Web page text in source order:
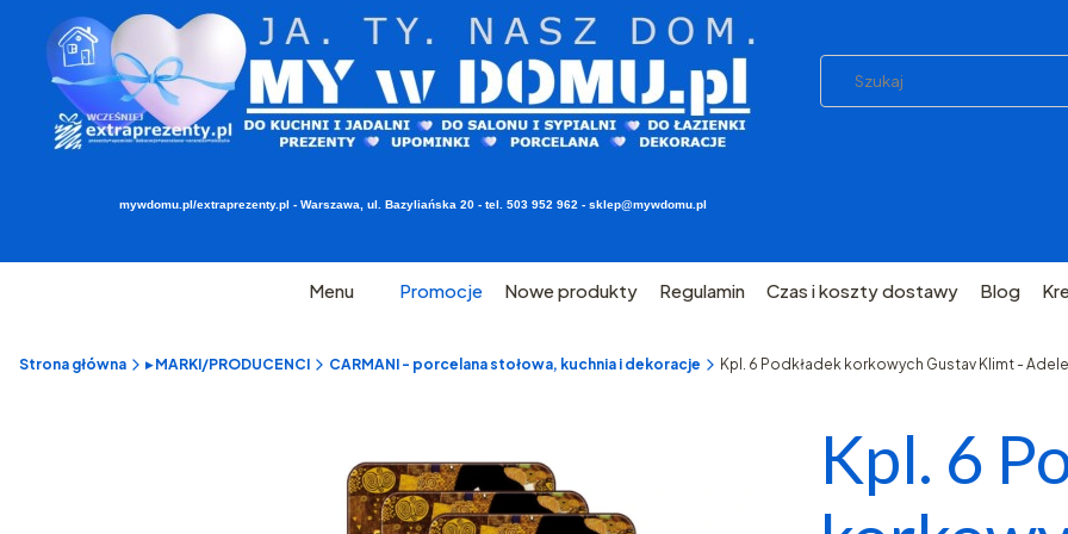
mywdomu.pl/extraprezenty.pl - Warszawa, ul. Bazyliańska 20 - tel. 503 952 962 - sklep@mywdomu.pl
Menu Promocje Nowe produkty Regulamin Czas i koszty dostawy Blog
Strona główna ▸ MARKI/PRODUCENCI CARMANI - porcelana stołowa, kuchnia i dekoracje Kpl. 6 Podkładek korkowych Gustav Klimt - Adele
Kpl. 6